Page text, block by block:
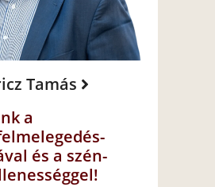
Tamás
a
és a szén-